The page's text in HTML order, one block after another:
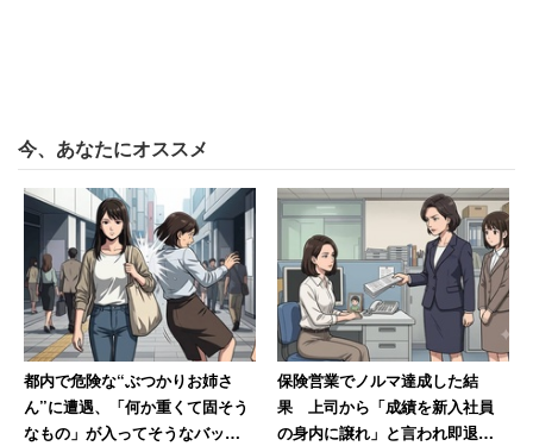
しいな。よろしくな。）」
と、利用マナーの呼びかけを行っている。これは「雨の日
は、水濡れの被害が多くなるため」呼びかけたそうだ。
今回のような、故意と思われる破損や汚損は「すべて把握
しきれていない」のが現状だ。「利用者に過失によるとも
のだと言われてしまえばそれで終わりなので」という事情
もある。
今、あなたにオススメ
都内で危険な“ぶつかりお姉さ
ん”に遭遇、「何か重くて固そう
なもの」が入ってそうなバッグ
保険営業でノルマ達成した結
果 上司から「成績を新入社員
の身内に譲れ」と言われ即退職